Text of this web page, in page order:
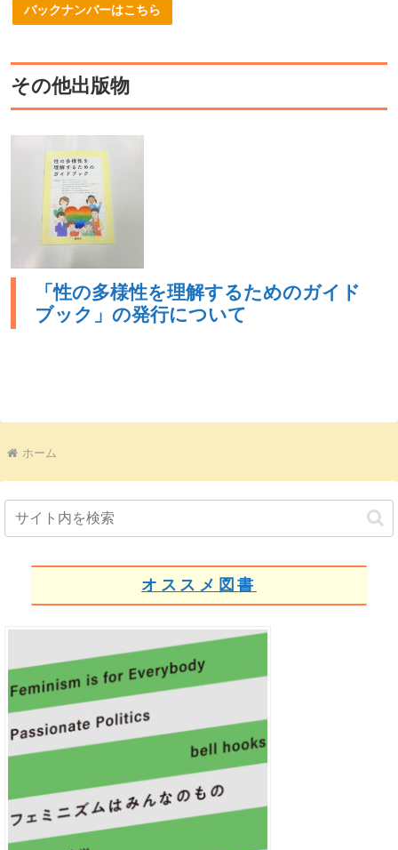
バックナンバーはこちら
その他出版物
「性の多様性を理解するためのガイド
ブック」の発行について
ホーム
オススメ図書